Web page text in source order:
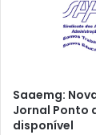
Saaemg:
Jornal Ponto
disponível